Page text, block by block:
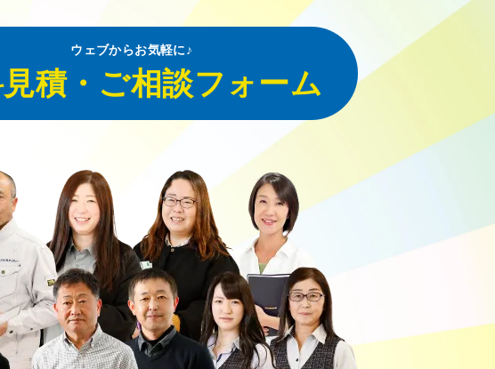
ウェブからお気軽に♪
積・ご相談フォーム